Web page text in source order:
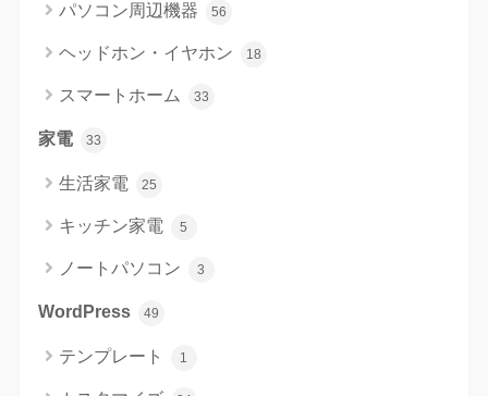
パソコン周辺機器 56
ヘッドホン・イヤホン 18
スマートホーム 33
家電 33
生活家電 25
キッチン家電 5
ノートパソコン 3
WordPress 49
テンプレート 1